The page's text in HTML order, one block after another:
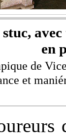
stuc,
en
de
et